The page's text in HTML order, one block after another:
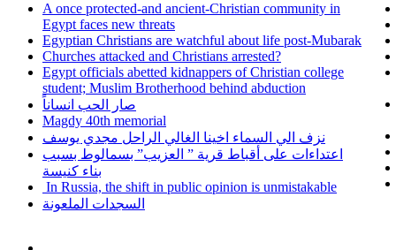
A once protected-and ancient-Christian community in
Egypt faces new threats
Egyptian Christians are watchful about life post-Mubarak
Churches attacked and Christians arrested?
Egypt officials abetted kidnappers of Christian college
student; Muslim Brotherhood behind abduction
صار الحب انساناً
Magdy 40th memorial
نزف الي السماء اخينا الغالي الراحل مجدي يوسف
اعتداءات على أقباط قرية ” العزيب” بسمالوط بسبب
بناء كنيسة
In Russia, the shift in public opinion is unmistakable
السجدات الملعونة